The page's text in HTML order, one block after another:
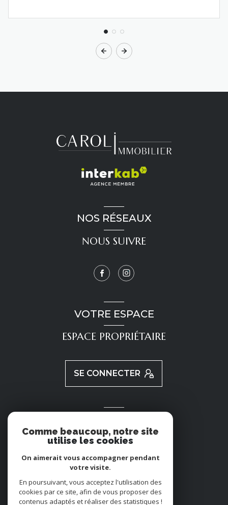
NOS RÉSEAUX
NOUS SUIVRE
VOTRE ESPACE
ESPACE PROPRIÉTAIRE
SE CONNECTER
NOUS ADHÉRONS
Comme beaucoup, notre site
utilise les cookies
On aimerait vous accompagner pendant
votre visite.
En poursuivant, vous acceptez l'utilisation des
cookies par ce site, afin de vous proposer des
contenus adaptés et réaliser des statistiques !